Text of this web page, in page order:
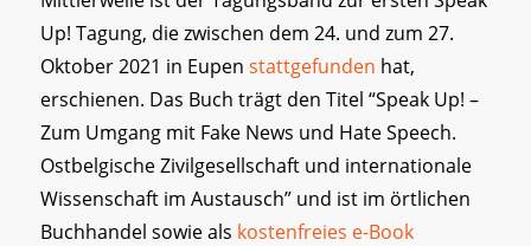
Up! Tagung, die zwischen dem 24. und zum 27.
Oktober 2021 in Eupen stattgefunden hat,
erschienen. Das Buch trägt den Titel “Speak Up! –
Zum Umgang mit Fake News und Hate Speech.
Ostbelgische Zivilgesellschaft und internationale
Wissenschaft im Austausch” und ist im örtlichen
Buchhandel sowie als kostenfreies e-Book